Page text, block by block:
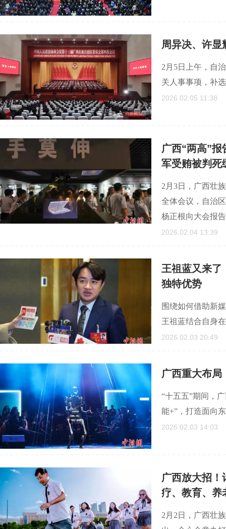
周异决、许显
2月5日上午，自
关人事事项，补
2026.02.05 11:38
广西“两高”
军受贿被判死
2月3日，广西壮
全体会议，自治
杨正根向大会报
2026.02.04 13:39
王祖蓝又来了
独特优势
围绕如何借助新
王祖蓝结合自身
2026.02.03 20:49
广西重大布
“十五五”期间，
能+”，打造面向
2026.02.03 14:03
广西放大招！
疗、教育、养
2月2日，广西壮